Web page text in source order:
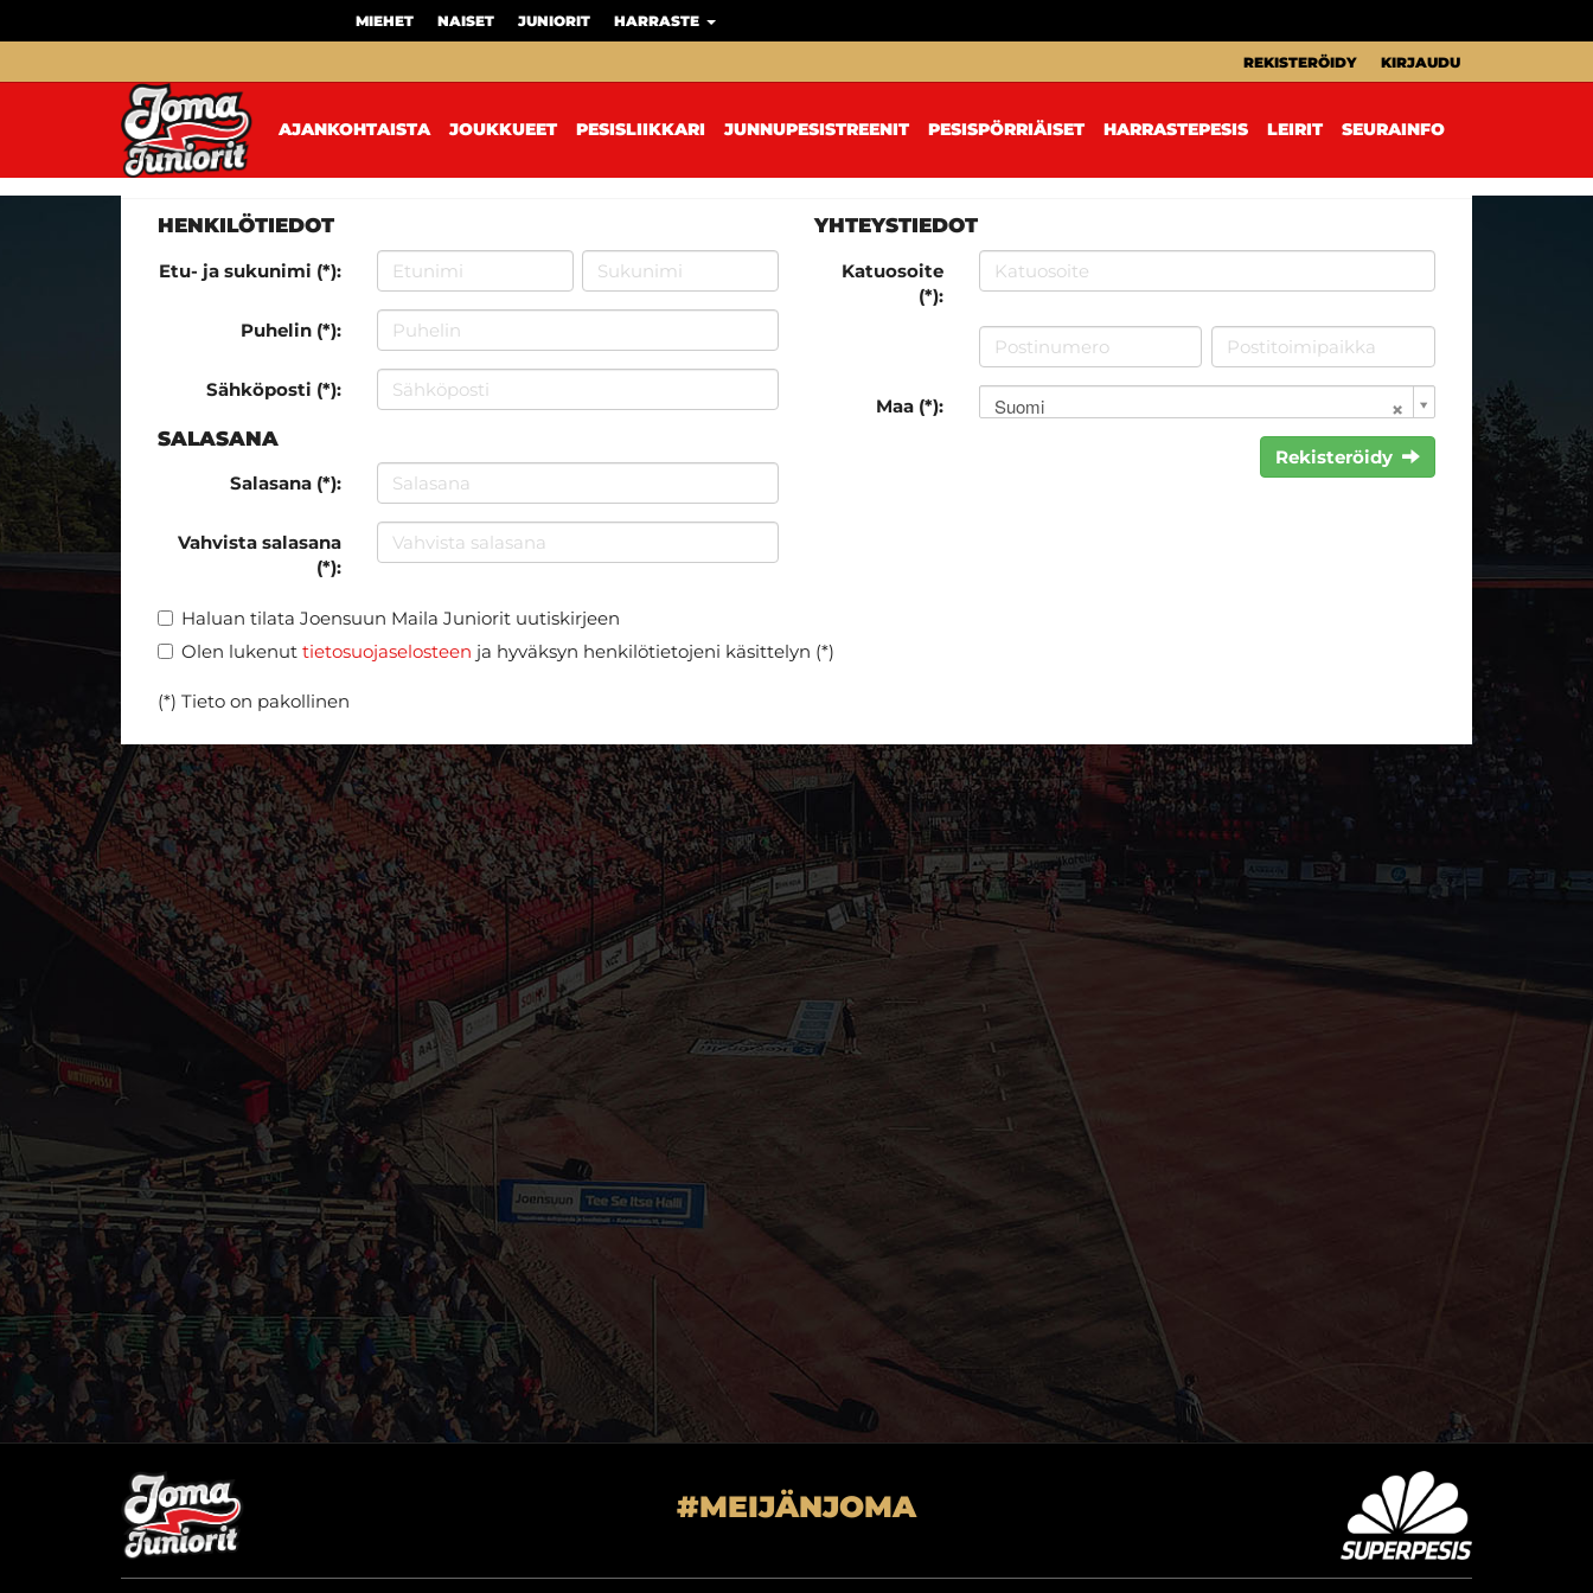
MIEHET NAISET JUNIORIT HARRASTE
REKISTERÖIDY KIRJAUDU
AJANKOHTAISTA JOUKKUEET PESISLIIKKARI JUNNUPESISTREENIT PESISPÖRRIÄISET HARRASTEPESIS LEIRIT SEURAINFO
HENKILÖTIEDOT
Etu- ja sukunimi (*):
Puhelin (*):
Sähköposti (*):
SALASANA
Salasana (*):
Vahvista salasana
(*):
YHTEYSTIEDOT
Katuosoite
(*):
Maa (*): Suomi
Rekisteröidy
Haluan tilata Joensuun Maila Juniorit uutiskirjeen
Olen lukenut tietosuojaselosteen ja hyväksyn henkilötietojeni käsittelyn (*)
(*) Tieto on pakollinen
#MEIJÄNJOMA